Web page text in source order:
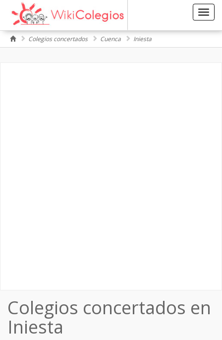
Colegios concertados Cuenca Iniesta
Colegios concertados en
Iniesta